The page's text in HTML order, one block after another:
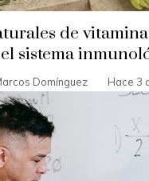
de
sistema
Domínguez Hace 3